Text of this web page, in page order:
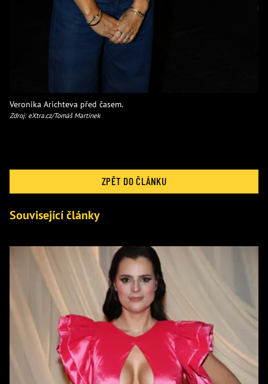
Veronika Arichteva před časem.
Zdroj: eXtra.cz/Tomáš Martínek
ZPĚT DO ČLÁNKU
Související články